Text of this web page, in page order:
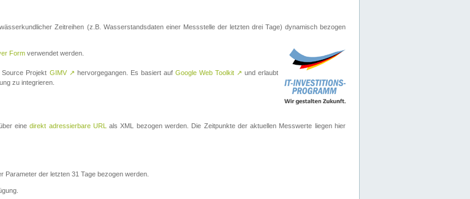
Zeitreihen (z.B. Wasserstandsdaten einer Messstelle der letzten drei Tage) dynamisch bezogen
Form verwendet werden.
Projekt GIMV ↗ hervorgegangen. Es basiert auf Google Web Toolkit ↗ und erlaubt
zu integrieren.
einedirekt adressierbare URL
als XML bezogen werden. Die Zeitpunkte der aktuellen Messwerte liegen hier
der letzten 31 Tage bezogen werden.